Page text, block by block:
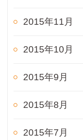
2015年11月
2015年10月
2015年9月
2015年8月
2015年7月